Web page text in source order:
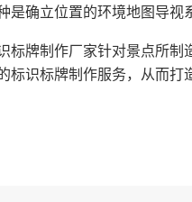
是确立位置的环境地图导视
标牌制作厂家针对景点所
标识标牌制作服务，从而打